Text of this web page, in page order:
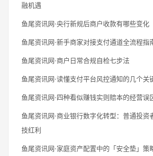
融机遇
鱼尾资讯网·央行新规后商户收款有哪些变化
鱼尾资讯网·新手商家对接支付通道全流程指
鱼尾资讯网·商户日常合规自检七步法
鱼尾资讯网·读懂支付平台风控通知的几个关
鱼尾资讯网·四种看似赚钱实则赔本的经营误
鱼尾资讯网·商业银行数字化转型：普通投资
技红利
鱼尾资讯网·家庭资产配置中的「安全垫」策